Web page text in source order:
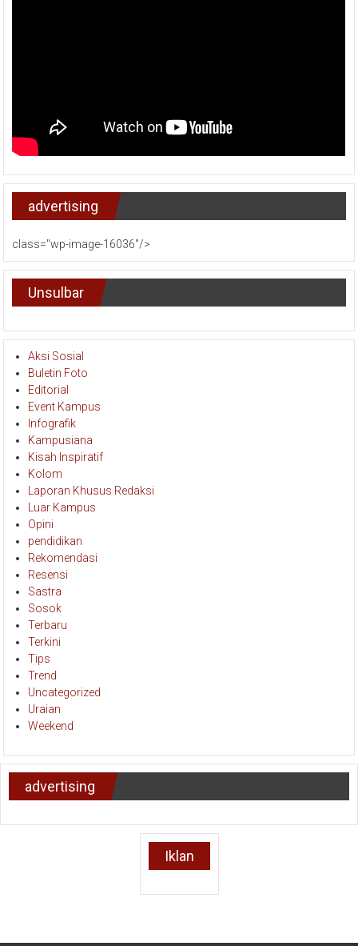
advertising
class="wp-image-16036"/>
Unsulbar
Aksi Sosial
Buletin Foto
Editorial
Event Kampus
Infografik
Kampusiana
Kisah Inspiratif
Kolom
Laporan Khusus Redaksi
Luar Kampus
Opini
pendidikan
Rekomendasi
Resensi
Sastra
Sosok
Terbaru
Terkini
Tips
Trend
Uncategorized
Uraian
Weekend
advertising
Iklan